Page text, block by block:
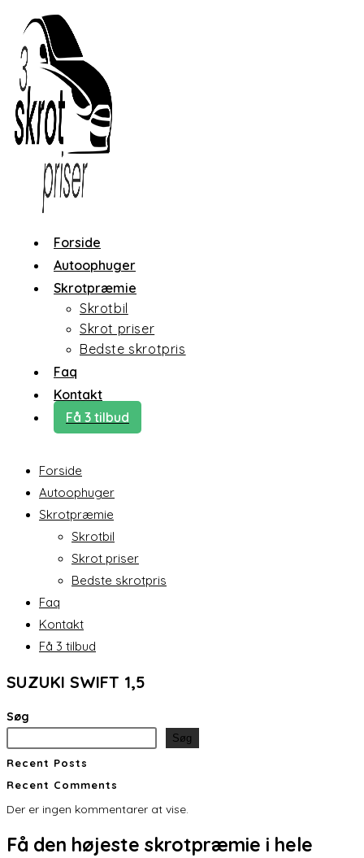
content
Forside
Autoophuger
Skrotpræmie
Skrotbil
Skrot priser
Bedste skrotpris
Faq
Kontakt
Få 3 tilbud
Forside
Autoophuger
Skrotpræmie
Skrotbil
Skrot priser
Bedste skrotpris
Faq
Kontakt
Få 3 tilbud
SUZUKI SWIFT 1,5
Søg
Søg
Recent Posts
Recent Comments
Der er ingen kommentarer at vise.
Få den højeste skrotpræmie i hele